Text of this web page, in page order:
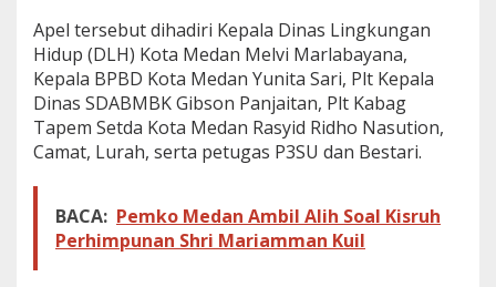
S
u
n
g
a
i
D
i
,
Z
Apel tersebut dihadiri Kepala Dinas Lingkungan
Hidup (DLH) Kota Medan Melvi Marlabayana,
Kepala BPBD Kota Medan Yunita Sari, Plt Kepala
Dinas SDABMBK Gibson Panjaitan, Plt Kabag
Tapem Setda Kota Medan Rasyid Ridho Nasution,
Camat, Lurah, serta petugas P3SU dan Bestari.
BACA: Pemko Medan Ambil Alih Soal Kisruh
Perhimpunan Shri Mariamman Kuil